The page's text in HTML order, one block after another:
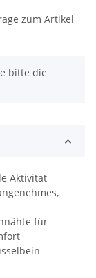
zum Artikel
bitte die
Aktivität
für